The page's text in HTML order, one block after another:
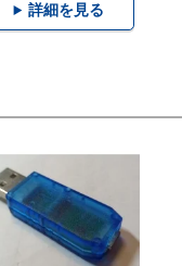
詳細を見る